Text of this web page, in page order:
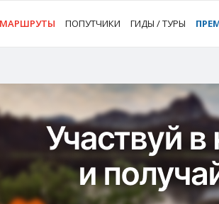
ПОПУТЧИКИ ГИДЫ / ТУРЫ